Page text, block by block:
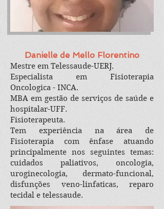
Danielle de Mello Florentino
Mestre em Telessaude-UERJ.
Especialista em Fisioterapia
Oncologica - INCA.
MBA em gestão de serviços de saúde e
hospitalar-UFF.
Fisioterapeuta.
Tem experiência na área de
Fisioterapia com ênfase atuando
principalmente nos seguintes temas:
cuidados paliativos, oncologia,
uroginecologia, dermato-funcional,
disfunções veno-linfaticas, reparo
tecidal e telessaude.